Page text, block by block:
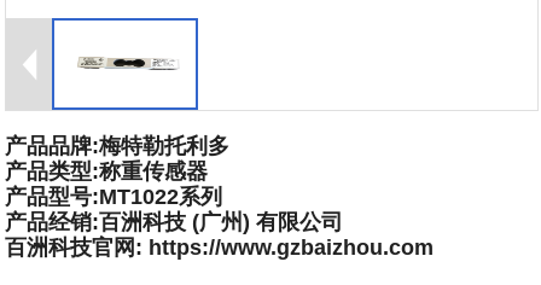
产品品牌:梅特勒托利多
产品类型:称重传感器
产品型号:MT1022系列
产品经销:百洲科技 (广州) 有限公司
百洲科技官网: https://www.gzbaizhou.com